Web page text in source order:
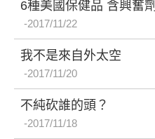
6種美國保健品 含興奮劑
2017/11/22
我不是來自外太空
2017/11/20
不純砍誰的頭？
2017/11/18